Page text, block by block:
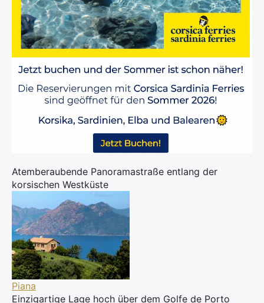
Atemberaubende Panoramastraße entlang der
korsischen Westküste
Piana
Einzigartige Lage hoch über dem Golfe de Porto